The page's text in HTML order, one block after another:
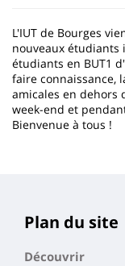
L'IUT de Bourges
nouveaux étudiants
étudiants en BUT1
faire connaissance,
amicales en dehors
week-end et
Bienvenue à tous !
Plan du site
Découvrir